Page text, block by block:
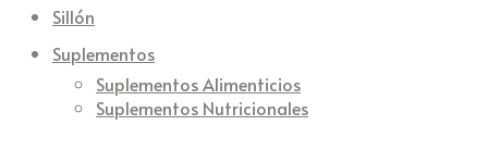
Sillón
Suplementos
Suplementos Alimenticios
Suplementos Nutricionales